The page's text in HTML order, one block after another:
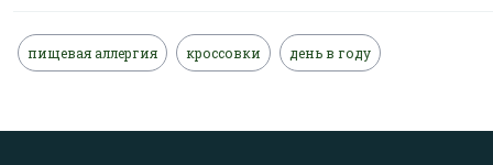
пищевая аллергия кроссовки день в году